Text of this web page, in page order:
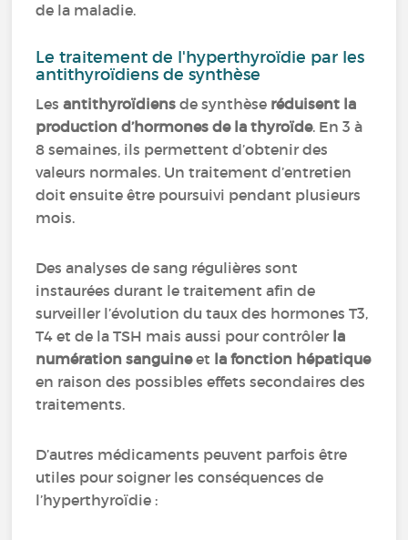
de la maladie.
Le traitement de l'hyperthyroïdie par les
antithyroïdiens de synthèse
Lesantithyroïdiensde synthèse réduisent la
production d’hormones de la thyroïde. En 3 à
8 semaines, ils permettent d’obtenir des
valeurs normales. Un traitement d’entretien
doit ensuite être poursuivi pendant plusieurs
mois.
Des analyses de sang régulières sont
instaurées durant le traitement afin de
surveiller l’évolution du taux des hormones T3,
T4 et de la TSH mais aussi pour contrôler la
numération sanguineet la fonction hépatique
en raison des possibles effets secondaires des
traitements.
D’autres médicaments peuvent parfois être
utiles pour soigner les conséquences de
l’hyperthyroïdie :